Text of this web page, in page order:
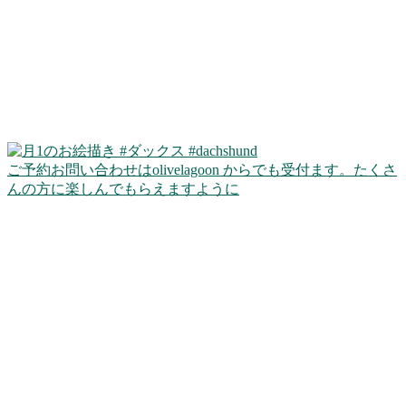
ご予約お問い合わせはolivelagoon からでも受付ます。たくさ
んの方に楽しんでもらえますように